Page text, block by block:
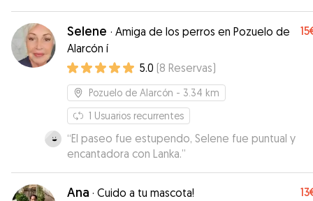
de cómo estaba todo el tiempo que ha estado
ella. Seguro que repetiremos 😊. Gracias Lucia
Selene · Amiga de los perros en Pozuelo de
Alarcón í
5.0 (8 Reservas)
Pozuelo de Alarcón - 3.34 km
1 Usuarios recurrentes
“El paseo fue estupendo, Selene fue puntual y
encantadora con Lanka.”
Ana · Cuido a tu mascota!